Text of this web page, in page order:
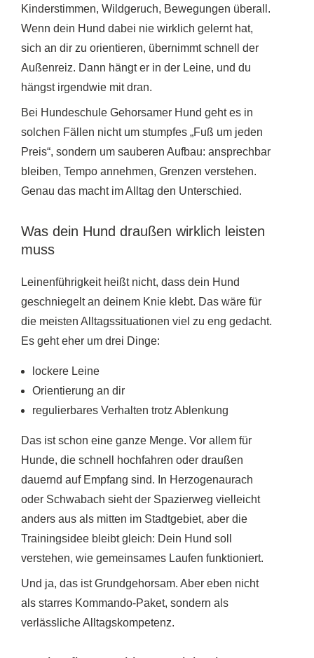
Kinderstimmen, Wildgeruch, Bewegungen überall.
Wenn dein Hund dabei nie wirklich gelernt hat,
sich an dir zu orientieren, übernimmt schnell der
Außenreiz. Dann hängt er in der Leine, und du
hängst irgendwie mit dran.
Bei Hundeschule Gehorsamer Hund geht es in
solchen Fällen nicht um stumpfes „Fuß um jeden
Preis“, sondern um sauberen Aufbau: ansprechbar
bleiben, Tempo annehmen, Grenzen verstehen.
Genau das macht im Alltag den Unterschied.
Was dein Hund draußen wirklich leisten
muss
Leinenführigkeit heißt nicht, dass dein Hund
geschniegelt an deinem Knie klebt. Das wäre für
die meisten Alltagssituationen viel zu eng gedacht.
Es geht eher um drei Dinge:
lockere Leine
Orientierung an dir
regulierbares Verhalten trotz Ablenkung
Das ist schon eine ganze Menge. Vor allem für
Hunde, die schnell hochfahren oder draußen
dauernd auf Empfang sind. In Herzogenaurach
oder Schwabach sieht der Spazierweg vielleicht
anders aus als mitten im Stadtgebiet, aber die
Trainingsidee bleibt gleich: Dein Hund soll
verstehen, wie gemeinsames Laufen funktioniert.
Und ja, das ist Grundgehorsam. Aber eben nicht
als starres Kommando-Paket, sondern als
verlässliche Alltagskompetenz.